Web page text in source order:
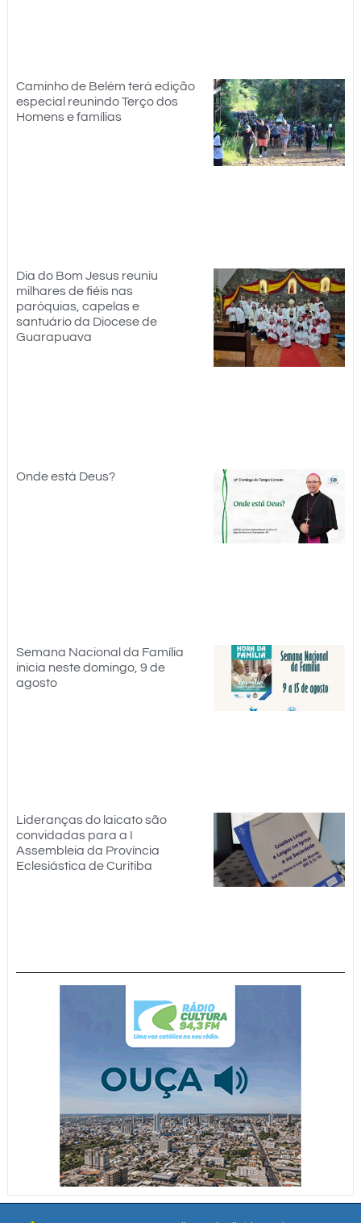
Caminho de Belém terá edição
especial reunindo Terço dos
Homens e famílias
Dia do Bom Jesus reuniu
milhares de fiéis nas
paróquias, capelas e
santuário da Diocese de
Guarapuava
Onde está Deus?
Semana Nacional da Família
inicia neste domingo, 9 de
agosto
Lideranças do laicato são
convidadas para a I
Assembleia da Província
Eclesiástica de Curitiba